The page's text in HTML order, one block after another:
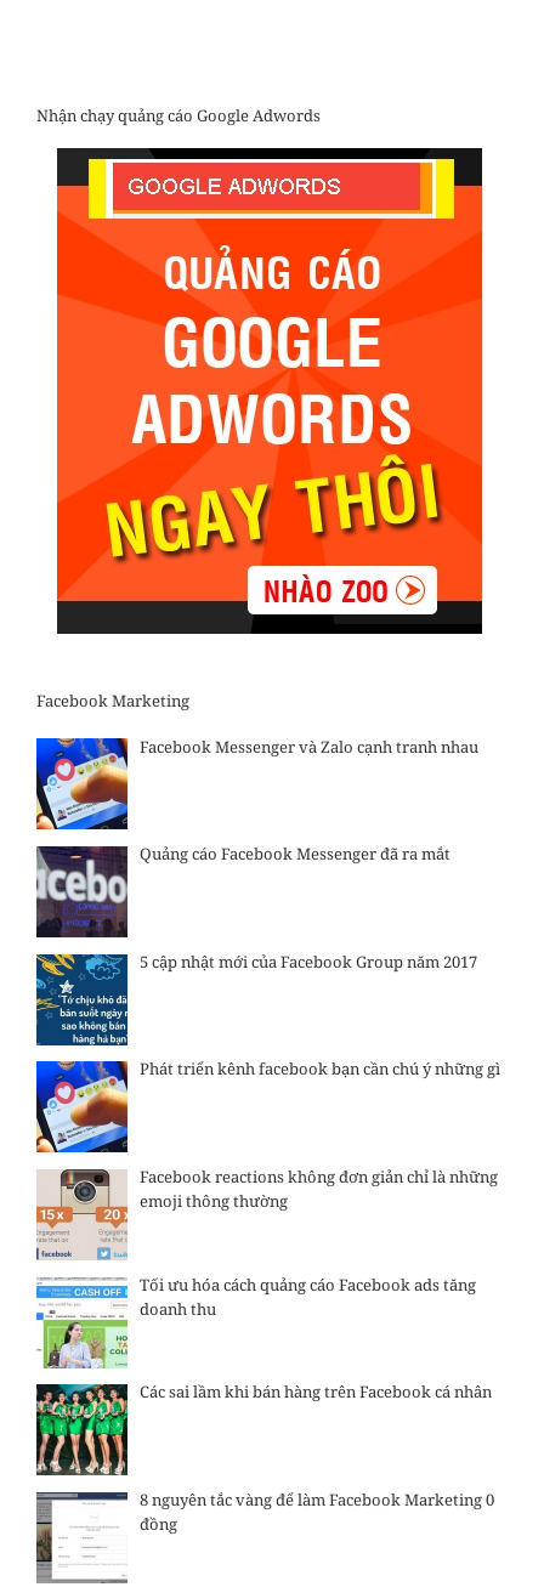
Nhận chạy quảng cáo Google Adwords
Facebook Marketing
Facebook Messenger và Zalo cạnh tranh nhau
Quảng cáo Facebook Messenger đã ra mắt
5 cập nhật mới của Facebook Group năm 2017
Phát triển kênh facebook bạn cần chú ý những gì
Facebook reactions không đơn giản chỉ là những
emoji thông thường
Tối ưu hóa cách quảng cáo Facebook ads tăng
doanh thu
Các sai lầm khi bán hàng trên Facebook cá nhân
8 nguyên tắc vàng để làm Facebook Marketing 0
đồng